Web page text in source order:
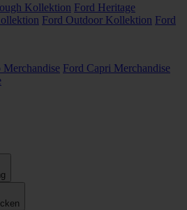
Kollektion Ford Heritage
Ford Outdoor Kollektion Ford
Ford Capri Merchandise